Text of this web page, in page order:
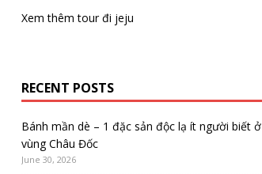
Xem thêmtour đi jeju
RECENT POSTS
Bánh mần dè – 1 đặc sản độc lạ ít người biết ở
vùng Châu Đốc
June 30, 2026